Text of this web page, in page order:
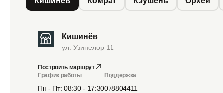
Кишинёв
ул. Узинелор 11
Построить маршрут
График работы
Пн - Пт: 08:30 - 17:30
Поддержка
078804411